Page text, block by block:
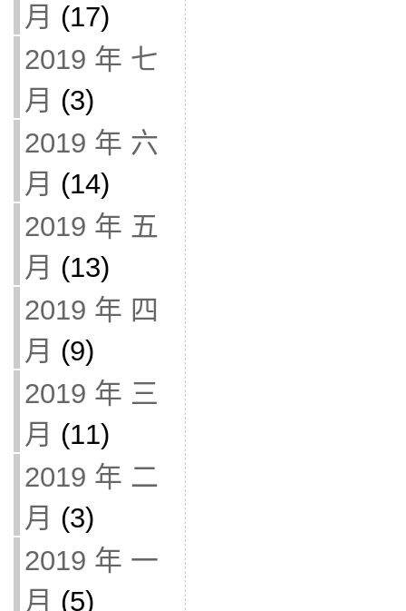
月 (17)
2019 年 七
月 (3)
2019 年 六
月 (14)
2019 年 五
月 (13)
2019 年 四
月 (9)
2019 年 三
月 (11)
2019 年 二
月 (3)
2019 年 一
月 (5)